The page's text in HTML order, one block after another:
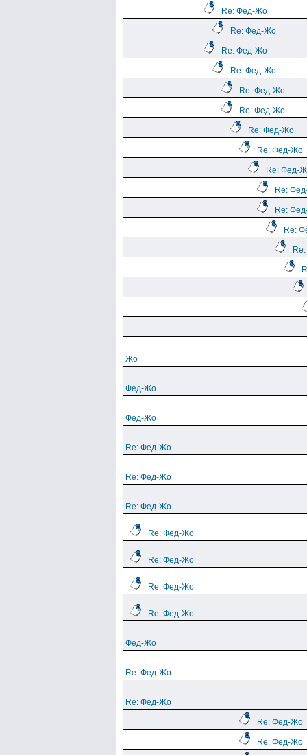
Re: Фед-Жо
Re: Фед-Жо
Re: Фед-Жо
Re: Фед-Жо
Re: Фед-Жо
Re: Фед-Жо
Re: Фед-Жо
Re: Фед-Жо
Re: Фед-
Re:
Re:
Re:
Жо
Фед-Жо
Фед-Жо
Re: Фед-Жо
Re: Фед-Жо
Re: Фед-Жо
Re: Фед-Жо
Re: Фед-Жо
Re: Фед-Жо
Re: Фед-Жо
Фед-Жо
Re: Фед-Жо
Re: Фед-Жо
Re: Фед-Жо
Re: Фед-Жо